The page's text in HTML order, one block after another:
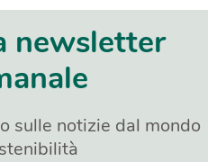
newsletter
sulle notizie dal mondo